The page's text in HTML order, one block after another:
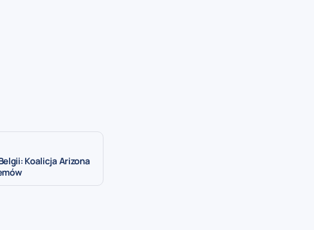
Koalicja Arizona